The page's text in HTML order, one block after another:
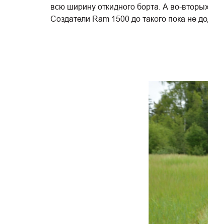
всю ширину откидного борта. А во-
Создатели Ram 1500 до такого пока не